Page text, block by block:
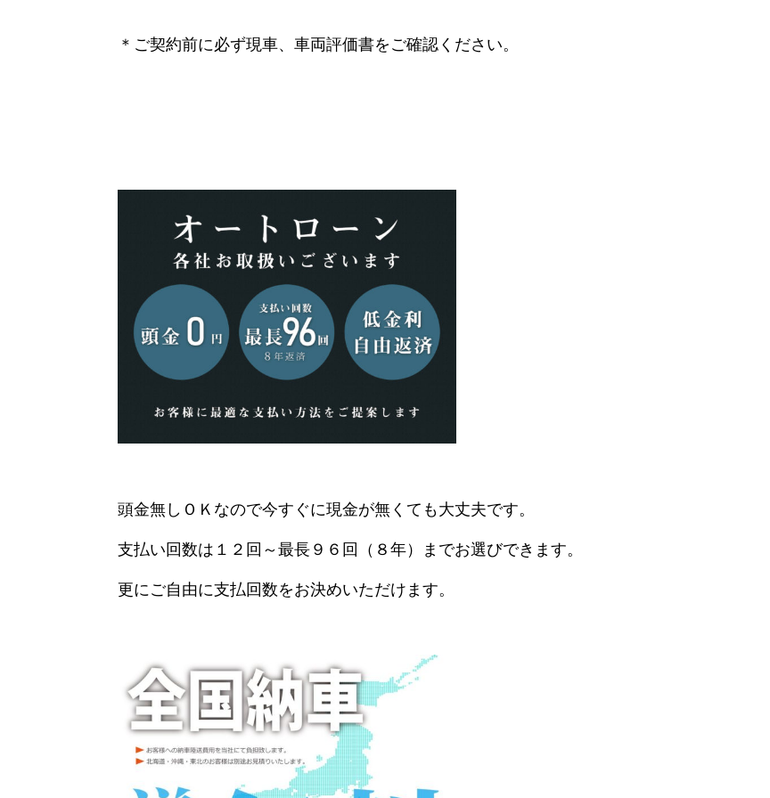
＊ご契約前に必ず現車、車両評価書をご確認ください。
頭金無しＯＫなので今すぐに現金が無くても大丈夫です。
支払い回数は１２回～最長９６回（８年）までお選びできます。
更にご自由に支払回数をお決めいただけます。